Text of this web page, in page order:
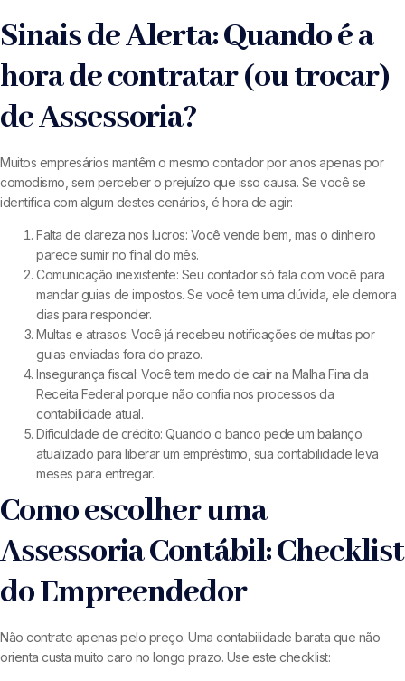
Sinais de Alerta: Quando é a
hora de contratar (ou trocar)
de Assessoria?
Muitos empresários mantêm o mesmo contador por anos apenas por
comodismo, sem perceber o prejuízo que isso causa. Se você se
identifica com algum destes cenários, é hora de agir:
Falta de clareza nos lucros: Você vende bem, mas o dinheiro
parece sumir no final do mês.
Comunicação inexistente: Seu contador só fala com você para
mandar guias de impostos. Se você tem uma dúvida, ele demora
dias para responder.
Multas e atrasos: Você já recebeu notificações de multas por
guias enviadas fora do prazo.
Insegurança fiscal: Você tem medo de cair na Malha Fina da
Receita Federal porque não confia nos processos da
contabilidade atual.
Dificuldade de crédito: Quando o banco pede um balanço
atualizado para liberar um empréstimo, sua contabilidade leva
meses para entregar.
Como escolher uma
Assessoria Contábil: Checklist
do Empreendedor
Não contrate apenas pelo preço. Uma contabilidade barata que não
orienta custa muito caro no longo prazo. Use este checklist: